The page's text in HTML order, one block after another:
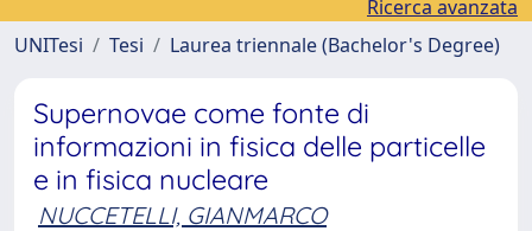
Ricerca avanzata
UNITesi
Tesi Laurea triennale (Bachelor's Degree)
Supernovae come fonte di
informazioni in fisica delle particelle
e in fisica nucleare
NUCCETELLI, GIANMARCO